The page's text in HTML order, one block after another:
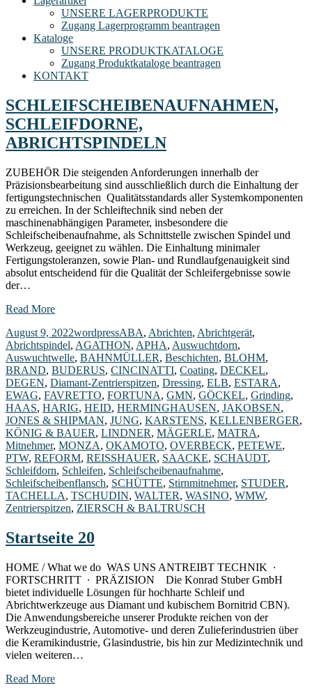
UNSERE LAGERPRODUKTE
Zugang Lagerprogramm beantragen
Kataloge
UNSERE PRODUKTKATALOGE
Zugang Produktkataloge beantragen
KONTAKT
SCHLEIFSCHEIBENAUFNAHMEN,
SCHLEIFDORNE,
ABRICHTSPINDELN
ZUBEHÖR Die steigenden Anforderungen innerhalb der
Präzisionsbearbeitung sind ausschließlich durch die Einhaltung der
fertigungstechnischen Qualitätsstandards aller Systemkomponenten
zu erreichen. In der Schleiftechnik sind neben der
maschinenabhängigen Parameter, insbesondere die
Schleifscheibenaufnahme, als Schnittstelle zwischen Spindel und
Werkzeug, geeignet zu wählen. Die Einhaltung minimaler
Fertigungstoleranzen, sowie Plan- und Rundlaufgenauigkeit sind
absolut entscheidend für die Qualität der Schleifergebnisse sowie
der…
Read More
August 9, 2022wordpressABA, Abrichten, Abrichtgerät,
Abrichtspindel, AGATHON, APHA, Auswuchtdorn,
Auswuchtwelle, BAHNMÜLLER, Beschichten, BLOHM,
BRAND, BUDERUS, CINCINATTI, Coating, DECKEL,
DEGEN, Diamant-Zentrierspitzen, Dressing, ELB, ESTARA,
EWAG, FAVRETTO, FORTUNA, GMN, GÖCKEL, Grinding,
HAAS, HARIG, HEID, HERMINGHAUSEN, JAKOBSEN,
JONES & SHIPMAN, JUNG, KARSTENS, KELLENBERGER,
KÖNIG & BAUER, LINDNER, MÄGERLE, MATRA,
Mitnehmer, MONZA, OKAMOTO, OVERBECK, PETEWE,
PTW, REFORM, REISSHAUER, SAACKE, SCHAUDT,
Schleifdorn, Schleifen, Schleifscheibenaufnahme,
Schleifscheibenflansch, SCHÜTTE, Stirnmitnehmer, STUDER,
TACHELLA, TSCHUDIN, WALTER, WASINO, WMW,
Zentrierspitzen, ZIERSCH & BALTRUSCH
Startseite 20
HOME / What we do WAS UNS ANTREIBT TECHNIK ∙
FORTSCHRITT ∙ PRÄZISION Die Konrad Stuber GmbH
bietet individuelle Lösungen für hochharte Schleif und
Abrichtwerkzeuge aus Diamant und kubischem Bornitrid CBN).
Die Anwendungsbereiche unserer Produkte reichen von der
Werkzeugindustrie, Automotive- und deren Zulieferindustrien über
die Keramikindustrie, Glasindustrie, bis hin zur Medizintechnik und
vielen weiteren…
Read More